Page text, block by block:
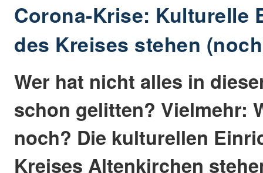
Corona-Krise: Kulturelle
des Kreises stehen
Wer hat nicht alles in
schon gelitten? Vielmehr:
noch? Die kulturellen
Kreises Altenkirchen